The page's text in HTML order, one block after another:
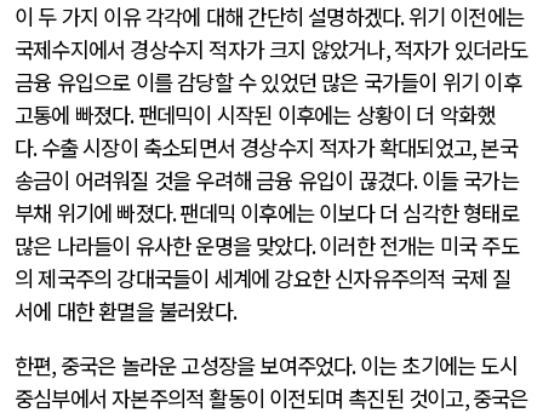
이 두 가지 이유 각각에 대해 간단히 설명하겠다.위기 이전에는
국제수지에서 경상수지 적자가 크지 않았거나,적자가 있더라도
금융 유입으로 이를 감당할 수 있었던 많은 국가들이 위기 이후
고통에 빠졌다.팬데믹이 시작된 이후에는 상황이 더 악화했
다.수출 시장이 축소되면서 경상수지 적자가 확대되었고,본국
송금이 어려워질 것을 우려해 금융 유입이 끊겼다.이들 국가는
부채 위기에 빠졌다.팬데믹 이후에는 이보다 더 심각한 형태로
많은 나라들이 유사한 운명을 맞았다.이러한 전개는 미국 주도
의 제국주의 강대국들이 세계에 강요한 신자유주의적 국제 질
서에 대한 환멸을 불러왔다.
한편, 중국은 놀라운 고성장을 보여주었다.이는 초기에는 도시
중심부에서 자본주의적 활동이 이전되며 촉진된 것이고,중국은